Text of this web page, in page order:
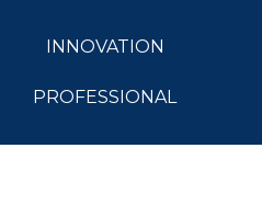
INNOVATION
PROFESSIONAL